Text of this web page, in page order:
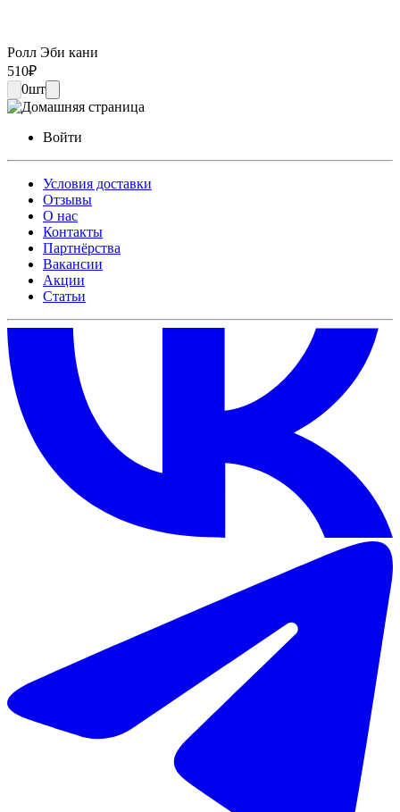
Ролл Эби кани
510₽
0шт
Войти
Условия доставки
Отзывы
О нас
Контакты
Партнёрства
Вакансии
Акции
Статьи